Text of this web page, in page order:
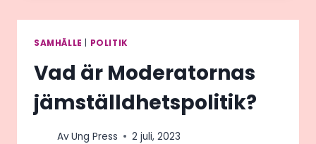
SAMHÄLLE POLITIK
Vad är Moderatornas
jämställdhetspolitik?
AvUng Press 2 juli, 2023